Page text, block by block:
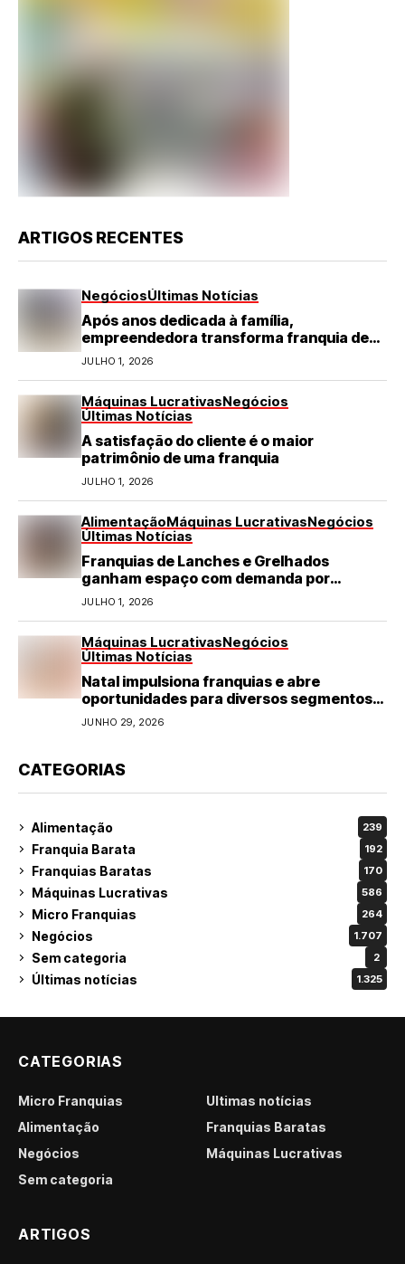
ARTIGOS RECENTES
NegóciosÚltimas Notícias
Após anos dedicada à família,
empreendedora transforma franquia de
turismo em negócio de destaque no RN
JULHO 1, 2026
Máquinas LucrativasNegócios
Últimas Notícias
A satisfação do cliente é o maior
patrimônio de uma franquia
JULHO 1, 2026
AlimentaçãoMáquinas LucrativasNegócios
Últimas Notícias
Franquias de Lanches e Grelhados
ganham espaço com demanda por
refeições rápidas e de qualidade
JULHO 1, 2026
Máquinas LucrativasNegócios
Últimas Notícias
Natal impulsiona franquias e abre
oportunidades para diversos segmentos
do varejo
JUNHO 29, 2026
CATEGORIAS
Alimentação 239
Franquia Barata 192
Franquias Baratas 170
Máquinas Lucrativas 586
Micro Franquias 264
Negócios 1.707
Sem categoria 2
Últimas notícias 1.325
CATEGORIAS
Micro Franquias
Últimas notícias
Alimentação
Franquias Baratas
Negócios
Máquinas Lucrativas
Sem categoria
ARTIGOS